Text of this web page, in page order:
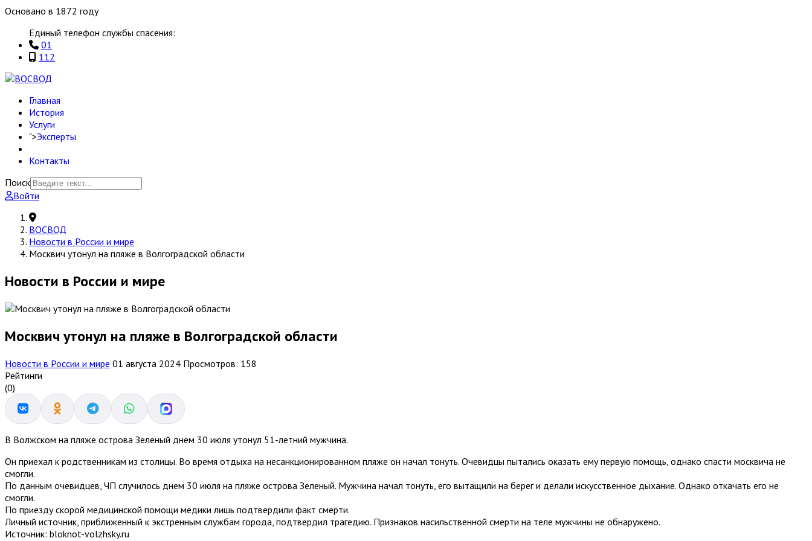
Основано в 1872 году
Единый телефон службы спасения:
01
112
Главная
История
Услуги
">Эксперты
Контакты
Поиск
Войти
ВОСВОД
Новости в России и мире
Москвич утонул на пляже в Волгоградской области
Новости в России и мире
Москвич утонул на пляже в Волгоградской области
Новости в России и мире 01 августа 2024 Просмотров: 158
Рейтинги
(0)
В Волжском на пляже острова Зеленый днем 30 июля утонул 51-летний мужчина.
Он приехал к родственникам из столицы. Во время отдыха на несанкционированном пляже он начал тонуть. Очевидцы пытались оказать ему первую помощь, однако спасти москвича не
смогли.
По данным очевидцев, ЧП случилось днем 30 июля на пляже острова Зеленый. Мужчина начал тонуть, его вытащили на берег и делали искусственное дыхание. Однако откачать его не
смогли.
По приезду скорой медицинской помощи медики лишь подтвердили факт смерти.
Личный источник, приближенный к экстренным службам города, подтвердил трагедию. Признаков насильственной смерти на теле мужчины не обнаружено.
Источник: bloknot-volzhsky.ru